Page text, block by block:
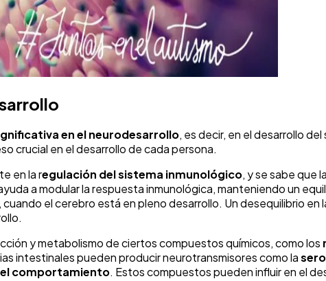
en el neurodesarrollo, es decir, en el desarrollo
crucial en el desarrollo de cada persona.
en la regulación del sistema inmunológico, y se sabe que
a modular la respuesta inmunológica, manteniendo un
el cerebro está en pleno desarrollo. Un desequilibrio
y metabolismo de ciertos compuestos químicos, como los
intestinales pueden producir neurotransmisores como la
el comportamiento. Estos compuestos pueden influir en el